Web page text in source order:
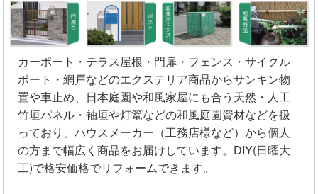
カーポート・テラス屋根・門扉・フェンス・サイクル
ポート・網戸などのエクステリア商品からサンキン物
置や車止め、日本庭園や和風家屋にも合う天然・人工
竹垣パネル・袖垣や灯篭などの和風庭園資材などを扱
っており、ハウスメーカー（工務店様など）から個人
の方まで幅広く商品をお届けしています。DIY(日曜大
工)で格安価格でリフォームできます。